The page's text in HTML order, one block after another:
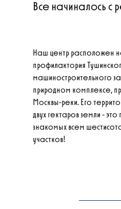
Все начиналось с
Наш центр расположен
профилактория
машиностроительного
природном комплексе,
Москвы-реки. Его
двух гектаров земли -
знакомых всем
участков!